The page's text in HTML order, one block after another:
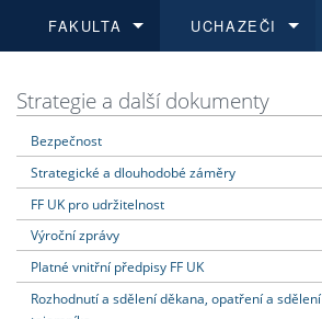
FAKULTA
Dozvědět se více
UCHAZEČI
Podat přihlášku
Dozvědět se více
Dozvědět se více
Dozvědět se více
Strategie a další dokumenty
Bezpečnost
Strategické a dlouhodobé záměry
FF UK pro udržitelnost
Výroční zprávy
Platné vnitřní předpisy FF UK
Rozhodnutí a sdělení děkana, opatření a sdělení